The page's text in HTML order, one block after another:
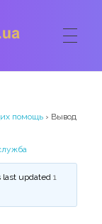
помощь › Вывод
last updated1